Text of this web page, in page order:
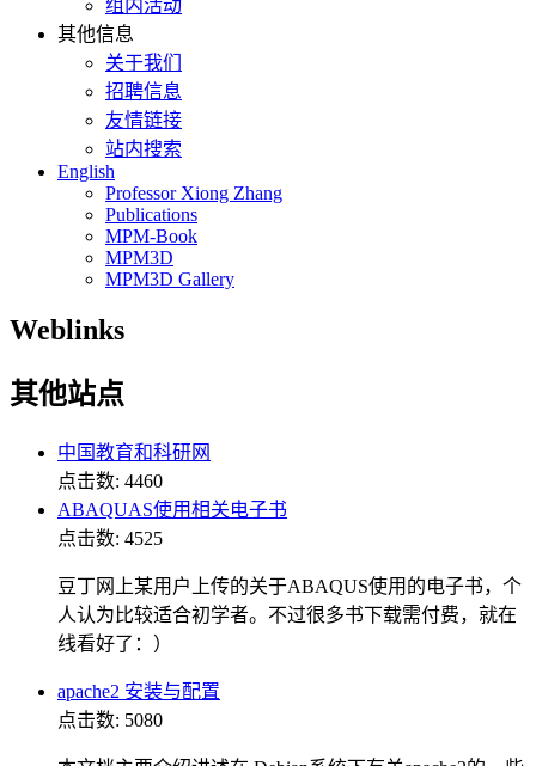
组内活动
其他信息
关于我们
招聘信息
友情链接
站内搜索
English
Professor Xiong Zhang
Publications
MPM-Book
MPM3D
MPM3D Gallery
Weblinks
其他站点
中国教育和科研网
点击数: 4460
ABAQUAS使用相关电子书
点击数: 4525
豆丁网上某用户上传的关于ABAQUS使用的电子书，个
人认为比较适合初学者。不过很多书下载需付费，就在
线看好了：）
apache2 安装与配置
点击数: 5080